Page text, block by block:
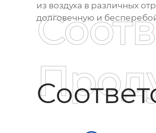
из воздуха в различных
долговечную и